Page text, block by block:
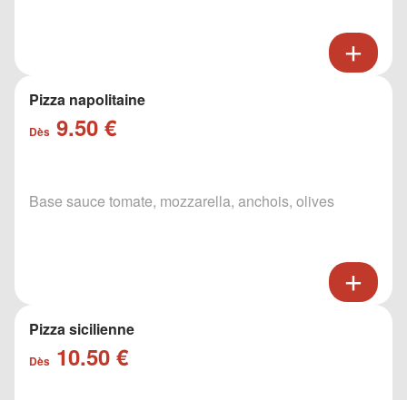
Pizza napolitaine
Dès 9.50 €
Base sauce tomate, mozzarella, anchois, olives
Pizza sicilienne
Dès 10.50 €